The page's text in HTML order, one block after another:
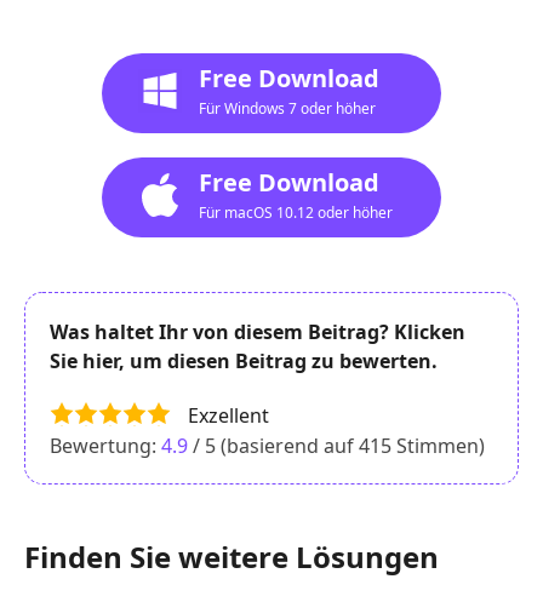
Free Download
Für Windows 7 oder höher
Free Download
Für macOS 10.12 oder höher
Was haltet Ihr von diesem Beitrag? Klicken
Sie hier, um diesen Beitrag zu bewerten.
Exzellent
Bewertung: 4.9/ 5 (basierend auf415Stimmen)
Finden Sie weitere Lösungen